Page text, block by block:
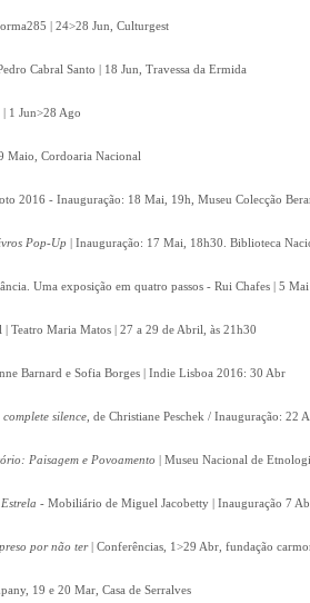
| 24>28 Jun, Culturgest
Cabral Santo | 18 Jun, Travessa da Ermida
1 Jun>28 Ago
Maio, Cordoaria Nacional
2016 - Inauguração: 18 Mai, 19h, Museu Colecção
Pop-Up | Inauguração: 17 Mai, 18h30. Biblioteca
Uma exposição em quatro passos - Rui Chafes | 5
| Teatro Maria Matos | 27 a 29 de Abril, às 21h30
Barnard e Sofia Borges | Indie Lisboa 2016: 30 Abr
silence , de Christiane Peschek / Inauguração: 22
Paisagem e Povoamento | Museu Nacional de
- Mobiliário de Miguel Jacobetty | Inauguração 7
por não ter| Conferências, 1>29 Abr, fundação
19 e 20 Mar, Casa de Serralves